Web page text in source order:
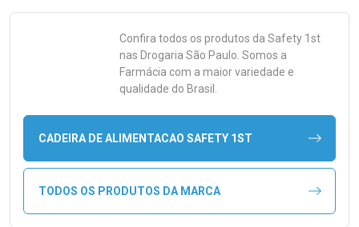
Confira todos os produtos da Safety 1st
nas Drogaria São Paulo. Somos a
Farmácia com a maior variedade e
qualidade do Brasil.
CADEIRA DE ALIMENTACAO SAFETY 1ST
TODOS OS PRODUTOS DA MARCA